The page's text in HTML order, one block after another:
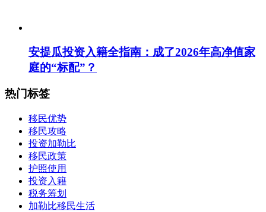
安提瓜投资入籍全指南：成了2026年高净值家
庭的“标配”？
热门标签
移民优势
移民攻略
投资加勒比
移民政策
护照使用
投资入籍
税务筹划
加勒比移民生活